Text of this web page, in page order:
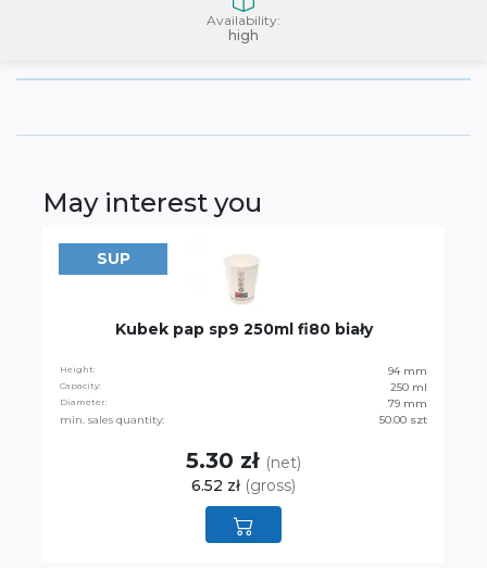
Availability:
high
May interest you
SUP
Kubek pap sp9 250ml fi80 biały
Height: 94 mm
Capacity: 250 ml
Diameter:
79 mm
min. sales quantity:
50.00 szt
5.30 zł (net)
6.52 zł (gross)